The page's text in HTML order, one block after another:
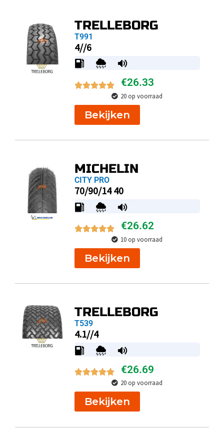
TRELLEBORG
T991
4//6
€26.33
20 op voorraad
Bekijken
MICHELIN
CITY PRO
70/90/14 40
€26.62
10 op voorraad
Bekijken
TRELLEBORG
T539
4.1//4
€26.69
20 op voorraad
Bekijken